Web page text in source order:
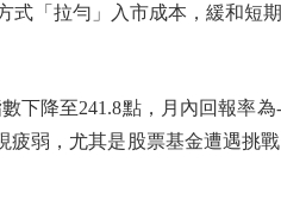
「拉勻」入市成本，緩和短
降至241.8點，月內回報率為
疲弱，尤其是股票基金遭遇挑